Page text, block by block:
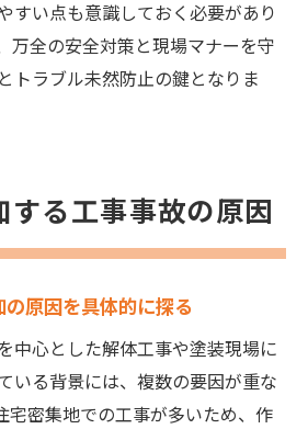
すい点も意識しておく必要があり
万全の安全対策と現場マナーを守
トラブル未然防止の鍵となりま
する工事事故の原因
原因を具体的に探る
中心とした解体工事や塗装現場に
いる背景には、複数の要因が重な
宅密集地での工事が多いため、作